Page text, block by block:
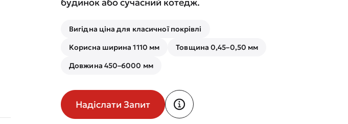
Вигідна ціна для класичної покрівлі
Корисна ширина 1110 мм
Товщина 0,45–0,50 мм
Довжина 450–6000 мм
Надіслати Запит